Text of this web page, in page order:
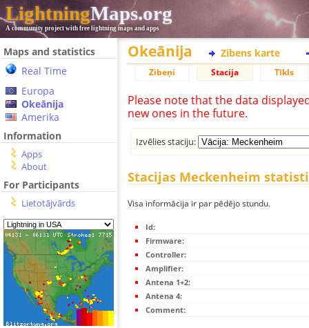
LightningMaps.org
A community project with free lightning maps and apps
Maps and statistics
Real Time
Europa
Okeānija
Amerika
Information
Apps
About
For Participants
Lietotājvārds
Okeānija Zibens karte
Zibeņi Stacija Tīkls
Please note that the data
new ones in the future.
Izvēlies staciju:
Stacijas Meckenheim
Visa informācija ir par pēdējo stundu.
Id:
Firmware:
Controller:
Amplifier:
Antena 1+2:
Antena 4:
Comment: